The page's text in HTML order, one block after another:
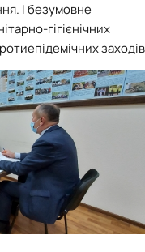
І безумовне
гігієнічних